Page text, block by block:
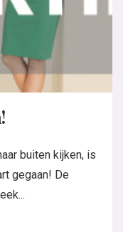
buiten kijken, is
gegaan! De